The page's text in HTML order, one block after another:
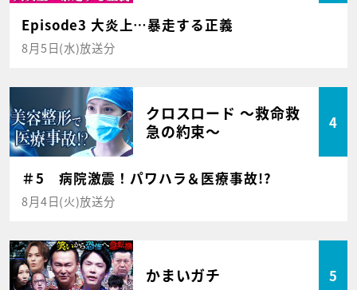
Episode3 大炎上…暴走する正義
8月5日(水)放送分
クロスロード ～救命救
急の約束～
4
＃5 病院激震！パワハラ＆医療事故!?
8月4日(火)放送分
かまいガチ 5